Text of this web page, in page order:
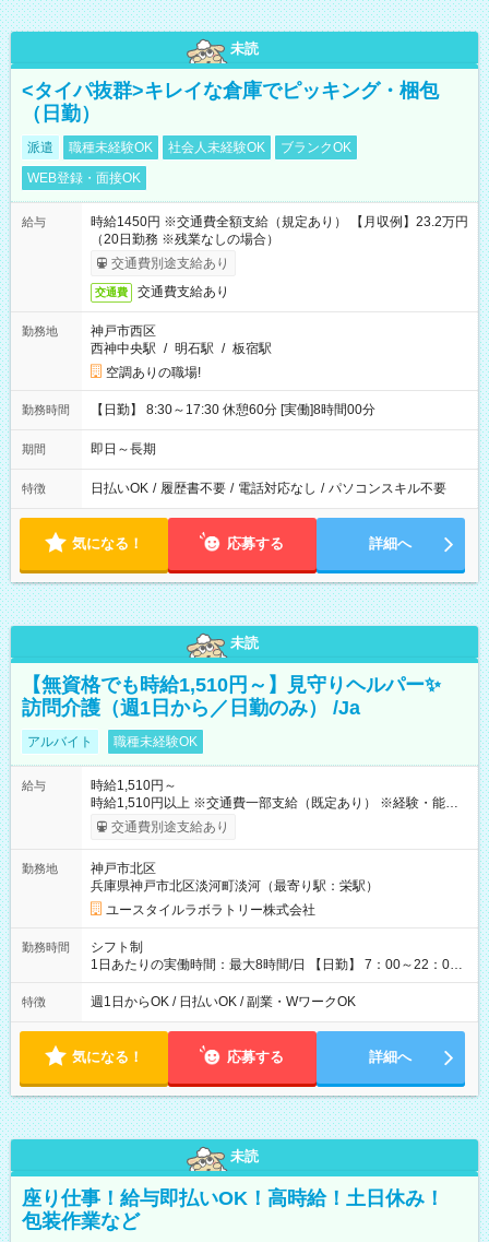
未読
<タイパ抜群>キレイな倉庫でピッキング・梱包
（日勤）
派遣 職種未経験OK 社会人未経験OK
ブランクOK
WEB登録・面接OK
給与
時給1450円 ※交通費全額支給（規定あり） 【月収例】23.2万円
（20日勤務 ※残業なしの場合）
交通費別途支給あり
交通費 交通費支給あり
勤務地
神戸市西区
西神中央駅 / 明石駅 / 板宿駅
空調ありの職場!
勤務時間 【日勤】 8:30～17:30 休憩60分 [実働]8時間00分
期間 即日～長期
特徴 日払いOK / 履歴書不要 / 電話対応なし / パソコンスキル不要
気になる！ 応募する 詳細へ
未読
【無資格でも時給1,510円～】見守りヘルパー✨
訪問介護（週1日から／日勤のみ） /Ja
アルバイト 職種未経験OK
給与
時給1,510円～
時給1,510円以上 ※交通費一部支給（既定あり） ※経験・能力を
考慮して決定します 【収入例】 週1回勤務の場合：1,510円×8時
間×4回=4万8,320円 週3回勤務の場合：1,510円×8時間×12回
1,600円 【試用期間】試用期間あり 試用期間の長さ：2ヶ月
※ 雇用形態と給与に、本採用時と異なる部分があります。 雇用
形態：本採用時と同じです。 給与：時給 1,120円以上
交通費別途支給あり
勤務地
神戸市北区
兵庫県神戸市北区淡河町淡河（最寄り駅：栄駅）
ユースタイルラボラトリー株式会社
勤務時間
シフト制
1日あたりの実働時間：最大8時間/日 【日勤】 7：00～22：00
の間で8時間勤務（休憩時間は法定通り） ※週1日～OK ／ 夜勤
なし ＊＊ 勤務時間例 ＊＊ ■8時から17時 ■9時から18時 ■10
定（毎週同じ曜日勤務）
特徴 週1日からOK / 日払いOK / 副業・WワークOK
気になる！ 応募する 詳細へ
未読
座り仕事！給与即払いOK！高時給！土日休み！
包装作業など